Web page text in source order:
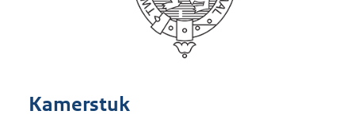
Kamerstuk